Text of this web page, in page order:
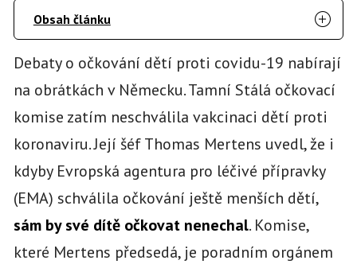
Obsah článku
Debaty o očkování dětí proti covidu-19 nabírají
na obrátkách v Německu. Tamní Stálá očkovací
komise zatím neschválila vakcinaci dětí proti
koronaviru. Její šéf Thomas Mertens uvedl, že i
kdyby Evropská agentura pro léčivé přípravky
(EMA) schválila očkování ještě menších dětí,
sám by své dítě očkovat nenechal. Komise,
které Mertens předsedá, je poradním orgánem